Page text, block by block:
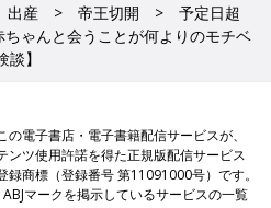
出産 帝王切開
予定日超
ゃんと会うことが何よりのモチベ
】
の電子書店・電子書籍配信サービスが、
ンツ使用許諾を得た正規版配信サービス
録商標（登録番号 第11091000号）です。
マークを掲示しているサービスの一覧